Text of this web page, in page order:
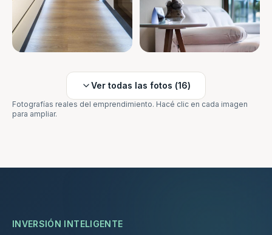
Ver todas las fotos (16)
Fotografías reales del emprendimiento. Hacé clic en cada imagen
para ampliar.
INVERSIÓN INTELIGENTE